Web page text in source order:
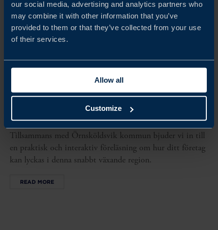
our social media, advertising and analytics partners who
may combine it with other information that you’ve
provided to them or that they’ve collected from your use
of their services.
Allow all
Customize
09.00-11.00
Tillsammans med Örnsköldsvik kommun bjuder vi in till
en praktisk och interaktiv föreläsning om hur ditt företag
kan lyckas i denna snabbt växande region.
READ MORE